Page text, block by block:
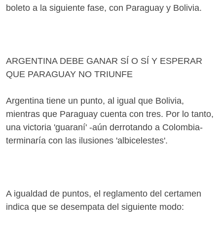
boleto a la siguiente fase, con Paraguay y Bolivia.
ARGENTINA DEBE GANAR SÍ O SÍ Y ESPERAR
QUE PARAGUAY NO TRIUNFE
Argentina tiene un punto, al igual que Bolivia,
mientras que Paraguay cuenta con tres. Por lo tanto,
una victoria 'guaraní' -aún derrotando a Colombia-
terminaría con las ilusiones 'albicelestes'.
A igualdad de puntos, el reglamento del certamen
indica que se desempata del siguiente modo: